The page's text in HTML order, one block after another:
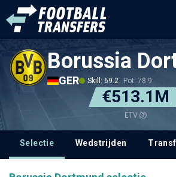
Borussia
GER Skill: 69.2 Pot: 78.9
€513.1M
ETV
Selectie Wedstrijden